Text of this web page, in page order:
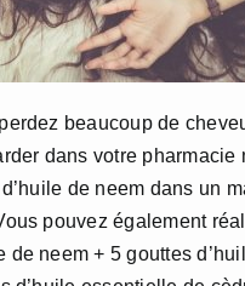
beaucoup de
dans votre
de neem dans un
pouvez également
neem + 5 gouttes